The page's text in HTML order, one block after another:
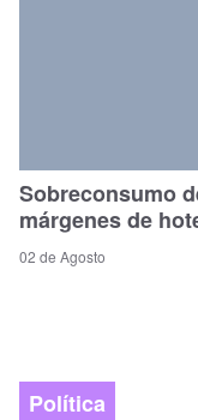
Sobreconsumo
márgenes de
02 de Agosto
Política